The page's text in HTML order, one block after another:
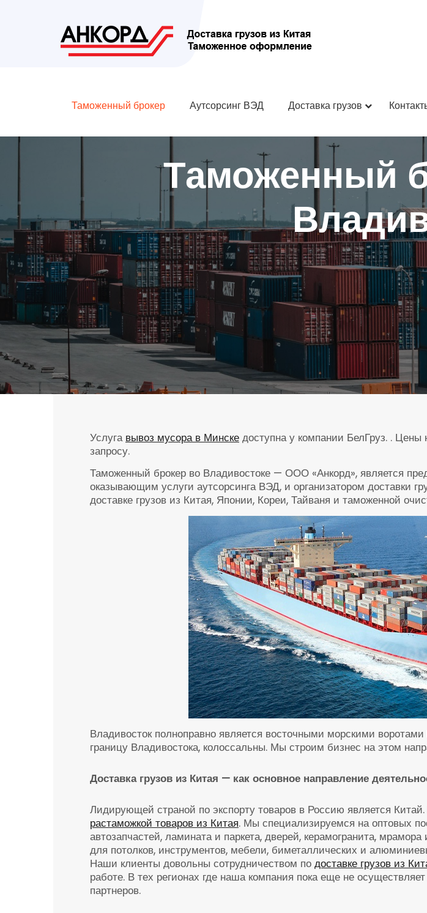
Таможенный брокер Аутсорсинг ВЭД Доставка грузов
Таможенный
Услуга вывоз мусора в Минске доступна у компании БелГруз. . Цены
запросу.
Таможенный брокер во Владивостоке — ООО «Анкорд», является
оказывающим услуги аутсорсинга ВЭД, и организатором доставки
доставке грузов из Китая, Японии, Кореи, Тайваня и таможенной
Владивосток полноправно является восточными морскими
границу Владивостока, колоссальны. Мы строим бизнес на этом
Доставка грузов из Китая — как основное направление
Лидирующей страной по экспорту товаров в Россию является
растаможкой товаров из Китая. Мы специализируемся на оптовых
автозапчастей, ламината и паркета, дверей, керамогранита,
для потолков, инструментов, мебели, биметаллических и
Наши клиенты довольны сотрудничеством по доставке грузов из
работе. В тех регионах где наша компания пока еще не
партнеров.